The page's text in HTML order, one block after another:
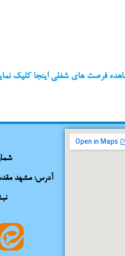
فرصت های شغلی اینجا کلیک